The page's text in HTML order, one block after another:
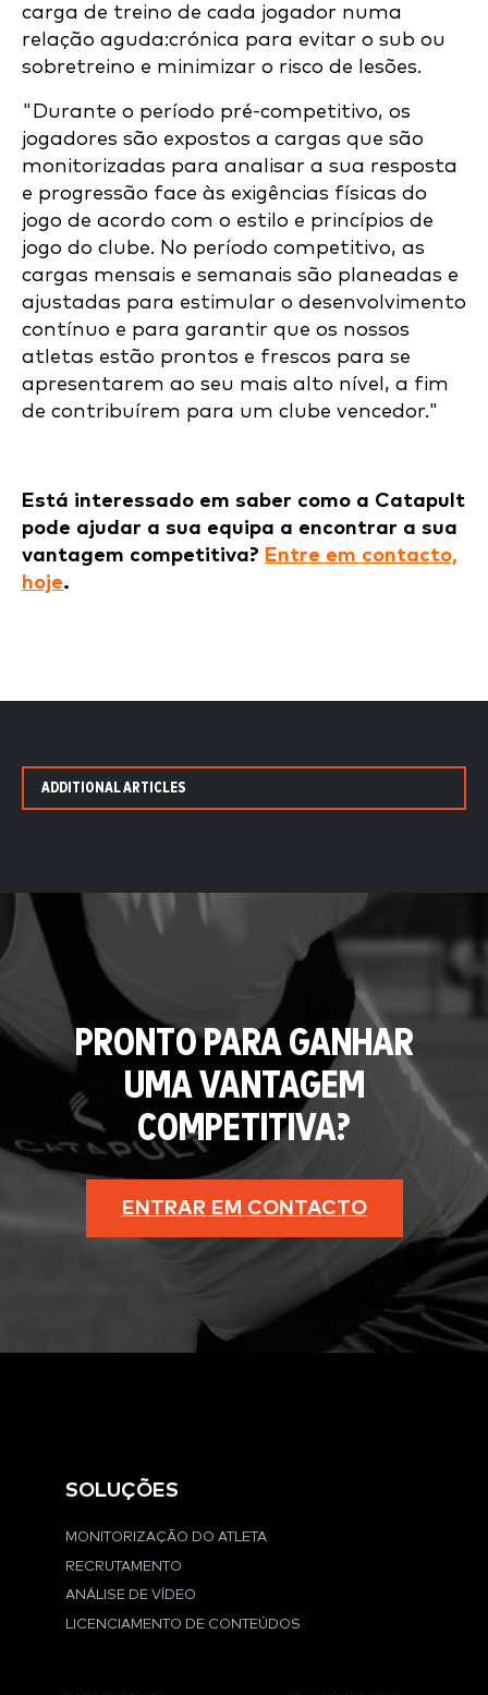
carga de treino de cada jogador numa
relação aguda:crónica para evitar o sub ou
sobretreino e minimizar o risco de lesões.
"Durante o período pré-competitivo, os
jogadores são expostos a cargas que são
monitorizadas para analisar a sua resposta
e progressão face às exigências físicas do
jogo de acordo com o estilo e princípios de
jogo do clube. No período competitivo, as
cargas mensais e semanais são planeadas e
ajustadas para estimular o desenvolvimento
contínuo e para garantir que os nossos
atletas estão prontos e frescos para se
apresentarem ao seu mais alto nível, a fim
de contribuírem para um clube vencedor."
Está interessado em saber como a Catapult
pode ajudar a sua equipa a encontrar a sua
vantagem competitiva? Entre em contacto,
hoje.
ADDITIONAL ARTICLES
PRONTO PARA GANHAR
UMA VANTAGEM
COMPETITIVA?
ENTRAR EM CONTACTO
SOLUÇÕES
MONITORIZAÇÃO DO ATLETA
RECRUTAMENTO
ANÁLISE DE VÍDEO
LICENCIAMENTO DE CONTEÚDOS